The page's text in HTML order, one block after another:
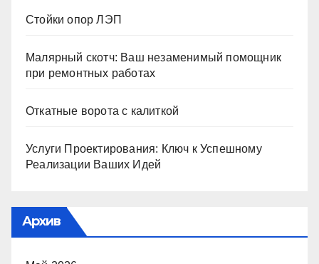
Стойки опор ЛЭП
Малярный скотч: Ваш незаменимый помощник
при ремонтных работах
Откатные ворота с калиткой
Услуги Проектирования: Ключ к Успешному
Реализации Ваших Идей
Архив